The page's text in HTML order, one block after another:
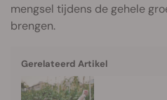
mengsel tijdens de gehele
brengen.
Gerelateerd Artikel